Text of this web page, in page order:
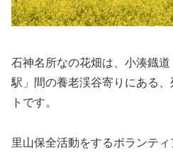
石神名所なの花畑は、小湊鐡
駅」間の養老渓谷寄りにある
トです。
里山保全活動をするボランテ